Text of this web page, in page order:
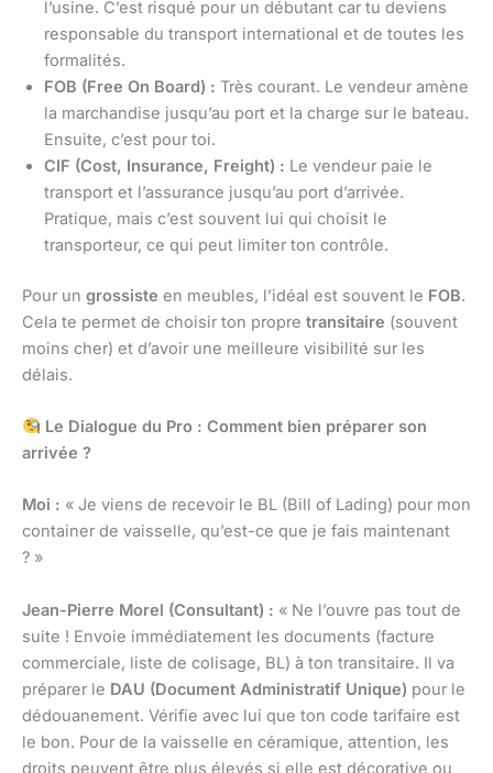
l’usine. C’est risqué pour un débutant car tu deviens
responsable du transport international et de toutes les
formalités.
FOB (Free On Board) : Très courant. Le vendeur amène
la marchandise jusqu’au port et la charge sur le bateau.
Ensuite, c’est pour toi.
CIF (Cost, Insurance, Freight) : Le vendeur paie le
transport et l’assurance jusqu’au port d’arrivée.
Pratique, mais c’est souvent lui qui choisit le
transporteur, ce qui peut limiter ton contrôle.
Pour un grossiste en meubles, l’idéal est souvent le FOB.
Cela te permet de choisir ton propre transitaire (souvent
moins cher) et d’avoir une meilleure visibilité sur les
délais.
Le Dialogue du Pro : Comment bien préparer son
arrivée ?
Moi : « Je viens de recevoir le BL (Bill of Lading) pour mon
container de vaisselle, qu’est-ce que je fais maintenant
? »
Jean-Pierre Morel (Consultant) : « Ne l’ouvre pas tout de
suite ! Envoie immédiatement les documents (facture
commerciale, liste de colisage, BL) à ton transitaire. Il va
préparer le DAU (Document Administratif Unique) pour le
dédouanement. Vérifie avec lui que ton code tarifaire est
le bon. Pour de la vaisselle en céramique, attention, les
droits peuvent être plus élevés si elle est décorative ou